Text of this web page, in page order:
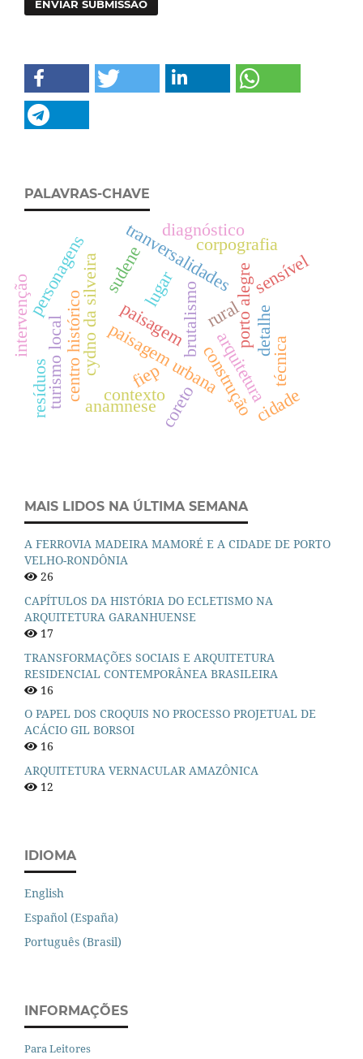
ENVIAR SUBMISSÃO
PALAVRAS-CHAVE
brutalismo
fiep
cydno da silveirapaisagem urbana
porto alegre
centro histórico arquitetura
lugar
tranversalidades
detalhe
contexto
paisagem rural
sensível
técnica
personagens
construção
sudene
coreto
turismo local anamnese
intervenção
diagnóstico
corpografia
resíduos cidade
MAIS LIDOS NA ÚLTIMA SEMANA
A FERROVIA MADEIRA MAMORÉ E A CIDADE DE PORTO
VELHO-RONDÔNIA
26
CAPÍTULOS DA HISTÓRIA DO ECLETISMO NA
ARQUITETURA GARANHUENSE
17
TRANSFORMAÇÕES SOCIAIS E ARQUITETURA
RESIDENCIAL CONTEMPORÂNEA BRASILEIRA
16
O PAPEL DOS CROQUIS NO PROCESSO PROJETUAL DE
ACÁCIO GIL BORSOI
16
ARQUITETURA VERNACULAR AMAZÔNICA
12
IDIOMA
English
Español (España)
Português (Brasil)
INFORMAÇÕES
Para Leitores